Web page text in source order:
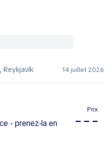
Reykjavík
14 juillet 2026
- prenez-la en
Prix
– – –